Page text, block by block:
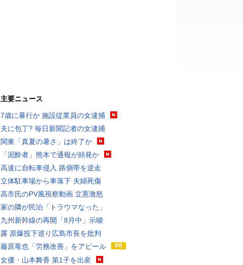
主要ニュース
7歳に暴行か 施設従業員の女逮捕
夫に包丁? 毎日新聞記者の女逮捕
関東「真夏の暑さ」は終了か
「泥酔者」熊本で通報が頻発か
高速に自転車侵入 路側帯を逆走
立体駐車場から車落下 夫婦死傷
高市氏のPV風視察動画 立憲激怒
家の隣が民泊「トラウマなった」
九州新幹線の再開「8月中」示唆
露 原爆投下巡り広島市長を批判
藤原竜也「労務改善」をアピール
女優・山本舞香 第1子を出産